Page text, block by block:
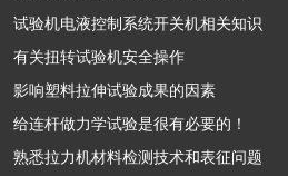
试验机电液控制系统开关机相关知识
有关扭转试验机安全操作
影响塑料拉伸试验成果的因素
给连杆做力学试验是很有必要的！
熟悉拉力机材料检测技术和表征问题